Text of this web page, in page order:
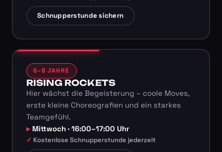
Schnupperstunde sichern
6–8 JAHRE
RISING ROCKETS
Hier wächst die Begeisterung – coole Moves,
erste kleine Choreografien und ein starkes
Teamgefühl.
Mittwoch · 16:00–17:00 Uhr
Kostenlose Schnupperstunde jederzeit